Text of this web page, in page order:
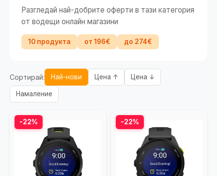
Разгледай най-добрите оферти в тази категория
от водещи онлайн магазини
10 продукта от 196€ до 274€
Сортирай: Най-нови Цена ↑ Цена ↓
Намаление
-22% -22%